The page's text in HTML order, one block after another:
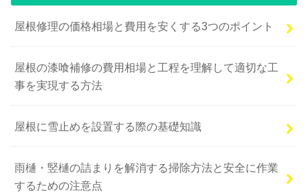
屋根修理の価格相場と費用を安くする3つのポイント
屋根の漆喰補修の費用相場と工程を理解して適切な工
事を実現する方法
屋根に雪止めを設置する際の基礎知識
雨樋・竪樋の詰まりを解消する掃除方法と安全に作業
するための注意点